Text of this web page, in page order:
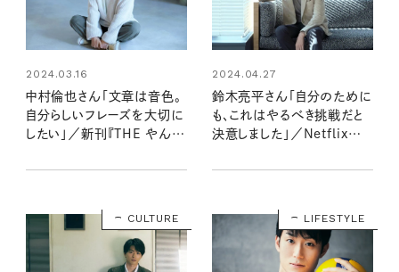
2024.03.16
中村倫也さん「文章は音色。
自分らしいフレーズを大切に
したい」／新刊『THE やんご
2024.04.27
鈴木亮平さん「自分のために
も、これはやるべき挑戦だと
決意しました」／Netflix映
ビュー
CULTURE LIFESTYLE